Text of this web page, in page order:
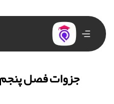
جزوات فصل پنجم